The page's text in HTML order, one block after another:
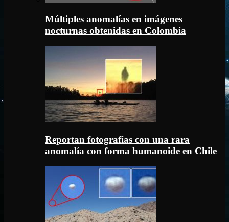
Múltiples anomalías en imágenes
nocturnas obtenidas en Colombia
Reportan fotografías con una rara
anomalía con forma humanoide en Chile